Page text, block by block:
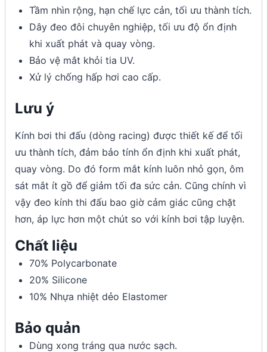
Tầm nhìn rộng, hạn chế lực cản, tối ưu thành tích.
Dây đeo đôi chuyên nghiệp, tối ưu độ ổn định
khi xuất phát và quay vòng.
Bảo vệ mắt khỏi tia UV.
Xử lý chống hấp hơi cao cấp.
Lưu ý
Kính bơi thi đấu (dòng racing) được thiết kế để tối
ưu thành tích, đảm bảo tính ổn định khi xuất phát,
quay vòng. Do đó form mắt kính luôn nhỏ gọn, ôm
sát mắt ít gồ để giảm tối đa sức cản. Cũng chính vì
vậy đeo kính thi đấu bao giờ cảm giác cũng chặt
hơn, áp lực hơn một chút so với kính bơi tập luyện.
Chất liệu
70% Polycarbonate
20% Silicone
10% Nhựa nhiệt dẻo Elastomer
Bảo quản
Dùng xong tráng qua nước sạch.